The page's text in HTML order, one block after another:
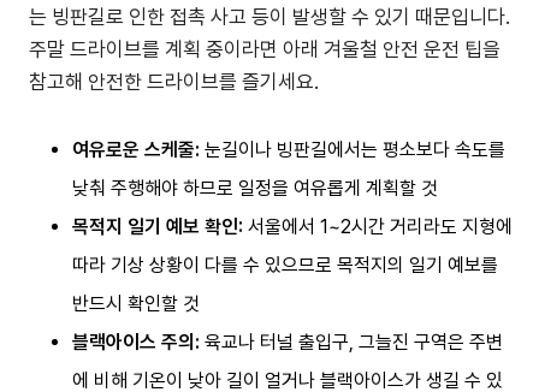
는 빙판길로 인한 접촉 사고 등이 발생할 수 있기 때문입니다.
주말 드라이브를 계획 중이라면 아래 겨울철 안전 운전 팁을
참고해 안전한 드라이브를 즐기세요.
여유로운 스케줄: 눈길이나 빙판길에서는 평소보다 속도를
낮춰 주행해야 하므로 일정을 여유롭게 계획할 것
목적지 일기 예보 확인: 서울에서 1~2시간 거리라도 지형에
따라 기상 상황이 다를 수 있으므로 목적지의 일기 예보를
반드시 확인할 것
블랙아이스 주의: 육교나 터널 출입구, 그늘진 구역은 주변
에 비해 기온이 낮아 길이 얼거나 블랙아이스가 생길 수 있